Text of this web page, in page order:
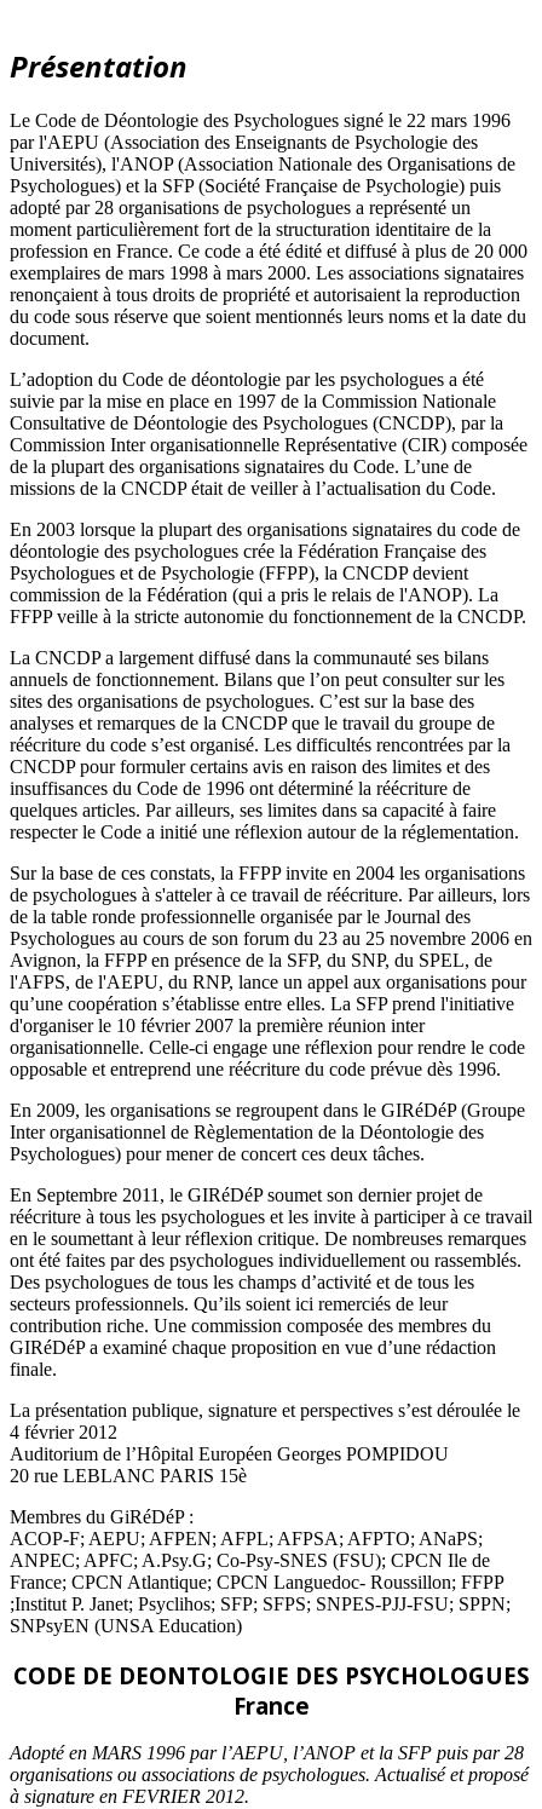
Présentation
Le Code de Déontologie des Psychologues signé le 22 mars 1996
par l'AEPU (Association des Enseignants de Psychologie des
Universités), l'ANOP (Association Nationale des Organisations de
Psychologues) et la SFP (Société Française de Psychologie) puis
adopté par 28 organisations de psychologues a représenté un
moment particulièrement fort de la structuration identitaire de la
profession en France. Ce code a été édité et diffusé à plus de 20 000
exemplaires de mars 1998 à mars 2000. Les associations signataires
renonçaient à tous droits de propriété et autorisaient la reproduction
du code sous réserve que soient mentionnés leurs noms et la date du
document.
L’adoption du Code de déontologie par les psychologues a été
suivie par la mise en place en 1997 de la Commission Nationale
Consultative de Déontologie des Psychologues (CNCDP), par la
Commission Inter organisationnelle Représentative (CIR) composée
de la plupart des organisations signataires du Code. L’une de
missions de la CNCDP était de veiller à l’actualisation du Code.
En 2003 lorsque la plupart des organisations signataires du code de
déontologie des psychologues crée la Fédération Française des
Psychologues et de Psychologie (FFPP), la CNCDP devient
commission de la Fédération (qui a pris le relais de l'ANOP). La
FFPP veille à la stricte autonomie du fonctionnement de la CNCDP.
La CNCDP a largement diffusé dans la communauté ses bilans
annuels de fonctionnement. Bilans que l’on peut consulter sur les
sites des organisations de psychologues. C’est sur la base des
analyses et remarques de la CNCDP que le travail du groupe de
réécriture du code s’est organisé. Les difficultés rencontrées par la
CNCDP pour formuler certains avis en raison des limites et des
insuffisances du Code de 1996 ont déterminé la réécriture de
quelques articles. Par ailleurs, ses limites dans sa capacité à faire
respecter le Code a initié une réflexion autour de la réglementation.
Sur la base de ces constats, la FFPP invite en 2004 les organisations
de psychologues à s'atteler à ce travail de réécriture. Par ailleurs, lors
de la table ronde professionnelle organisée par le Journal des
Psychologues au cours de son forum du 23 au 25 novembre 2006 en
Avignon, la FFPP en présence de la SFP, du SNP, du SPEL, de
l'AFPS, de l'AEPU, du RNP, lance un appel aux organisations pour
qu’une coopération s’établisse entre elles. La SFP prend l'initiative
d'organiser le 10 février 2007 la première réunion inter
organisationnelle. Celle-ci engage une réflexion pour rendre le code
opposable et entreprend une réécriture du code prévue dès 1996.
En 2009, les organisations se regroupent dans le GIRéDéP (Groupe
Inter organisationnel de Règlementation de la Déontologie des
Psychologues) pour mener de concert ces deux tâches.
En Septembre 2011, le GIRéDéP soumet son dernier projet de
réécriture à tous les psychologues et les invite à participer à ce travail
en le soumettant à leur réflexion critique. De nombreuses remarques
ont été faites par des psychologues individuellement ou rassemblés.
Des psychologues de tous les champs d’activité et de tous les
secteurs professionnels. Qu’ils soient ici remerciés de leur
contribution riche. Une commission composée des membres du
GIRéDéP a examiné chaque proposition en vue d’une rédaction
finale.
La présentation publique, signature et perspectives s’est déroulée le
4 février 2012
Auditorium de l’Hôpital Européen Georges POMPIDOU
20 rue LEBLANC PARIS 15è
Membres du GiRéDéP :
ACOP-F; AEPU; AFPEN; AFPL; AFPSA; AFPTO; ANaPS;
ANPEC; APFC; A.Psy.G; Co-Psy-SNES (FSU); CPCN Ile de
France; CPCN Atlantique; CPCN Languedoc- Roussillon; FFPP
;Institut P. Janet; Psyclihos; SFP; SFPS; SNPES-PJJ-FSU; SPPN;
SNPsyEN (UNSA Education)
CODE DE DEONTOLOGIE DES PSYCHOLOGUES
France
Adopté en MARS 1996 par l’AEPU, l’ANOP et la SFP puis par 28
organisations ou associations de psychologues. Actualisé et proposé
à signature en FEVRIER 2012.